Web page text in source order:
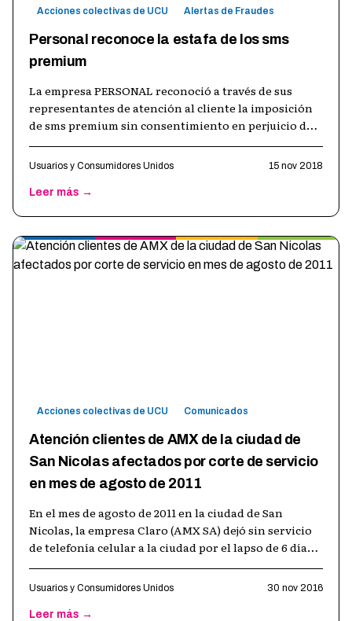
Acciones colectivas de UCU Alertas de Fraudes
Personal reconoce la estafa de los sms
premium
La empresa PERSONAL reconoció a través de sus
representantes de atención al cliente la imposición
de sms premium sin consentimiento en perjuicio de
Usuarios y Consumidores Unidos 15 nov 2018
Leer más →
Acciones colectivas de UCU Comunicados
Atención clientes de AMX de la ciudad de
San Nicolas afectados por corte de servicio
en mes de agosto de 2011
En el mes de agosto de 2011 en la ciudad de San
Nicolas, la empresa Claro (AMX SA) dejó sin servicio
de telefonía celular a la ciudad por el lapso de 6 días
Usuarios y Consumidores Unidos 30 nov 2016
Leer más →